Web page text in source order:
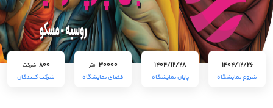
1404/12/26
شروع نمایشگاه
1404/12/28
پایان نمایشگاه
30000 متر
فضای نمایشگاه
800 شرکت
شرکت کنندگان